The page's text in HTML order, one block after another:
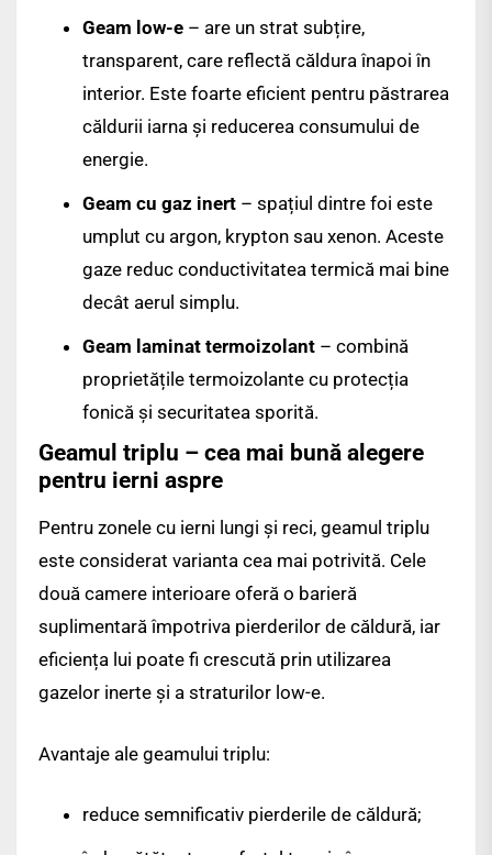
Geam low-e – are un strat subțire,
transparent, care reflectă căldura înapoi în
interior. Este foarte eficient pentru păstrarea
căldurii iarna și reducerea consumului de
energie.
Geam cu gaz inert – spațiul dintre foi este
umplut cu argon, krypton sau xenon. Aceste
gaze reduc conductivitatea termică mai bine
decât aerul simplu.
Geam laminat termoizolant – combină
proprietățile termoizolante cu protecția
fonică și securitatea sporită.
Geamul triplu – cea mai bună alegere
pentru ierni aspre
Pentru zonele cu ierni lungi și reci, geamul triplu
este considerat varianta cea mai potrivită. Cele
două camere interioare oferă o barieră
suplimentară împotriva pierderilor de căldură, iar
eficiența lui poate fi crescută prin utilizarea
gazelor inerte și a straturilor low-e.
Avantaje ale geamului triplu:
reduce semnificativ pierderile de căldură;